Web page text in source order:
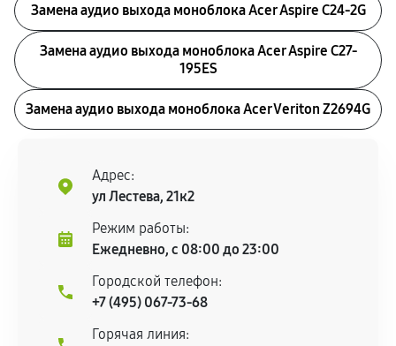
Замена аудио выхода моноблока Acer Aspire C24-2G
Замена аудио выхода моноблока Acer Aspire C27-
195ES
Замена аудио выхода моноблока Acer Veriton Z2694G
Адрес:
ул Лестева, 21к2
Режим работы:
Ежедневно, с 08:00 до 23:00
Городской телефон:
+7 (495) 067-73-68
Горячая линия: